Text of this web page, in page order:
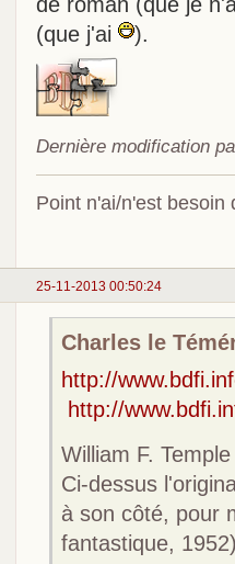
(que j'ai
).
Dernière modification
Point n'ai/n'est besoin
25-11-2013 00:50:24
Charles le
http://
http://
William F.
Ci-dessus
à son côté, pour
fantastique,